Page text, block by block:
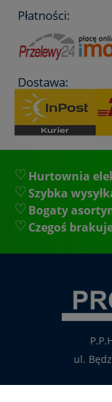
- wymiar B 110mm
galerii produktu
- wymiar H 16mm
galerii produktu
- KTM 1131-690-943-
- okres gwarancji 12
producenta)
Płatności:
Dostawa:
Hurtownia
Szybka
Bogaty
Czegoś
ul.